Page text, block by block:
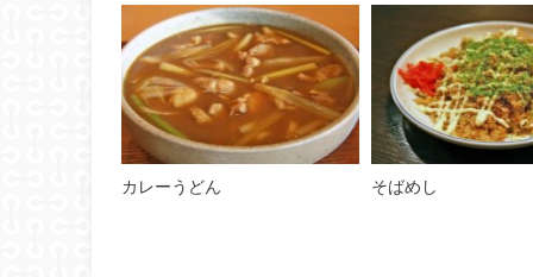
カレーうどん そばめし